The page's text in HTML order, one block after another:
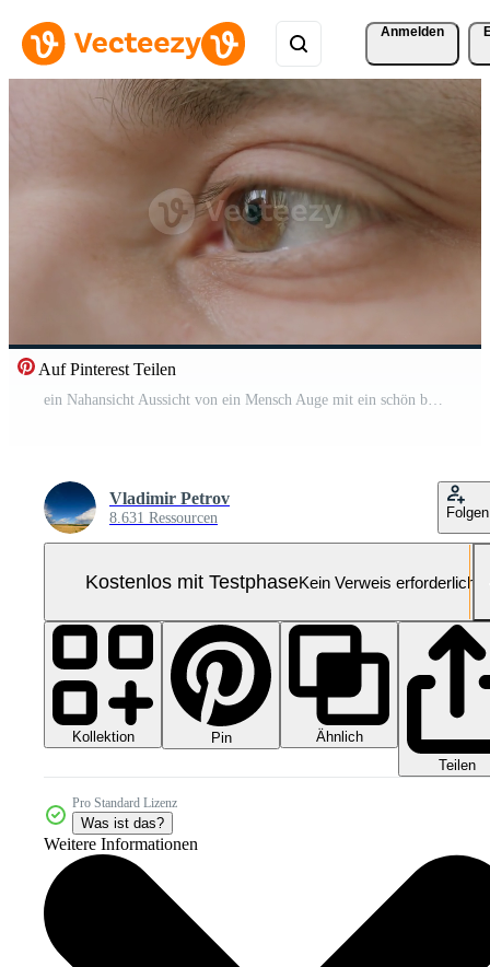
Anmelden
Auf Pinterest Teilen
ein Nahansicht Aussicht von ein Mensch Auge mit ein schön braun Iris und ein reflektierend Oberfläche Pro Video
Vladimir Petrov
8.631 Ressourcen Folgen
Kostenlos mit TestphaseKein Verweis erforderlich
Kollektion Pin
Ähnlich
Teilen
Pro Standard Lizenz
Was ist das?
Weitere Informationen